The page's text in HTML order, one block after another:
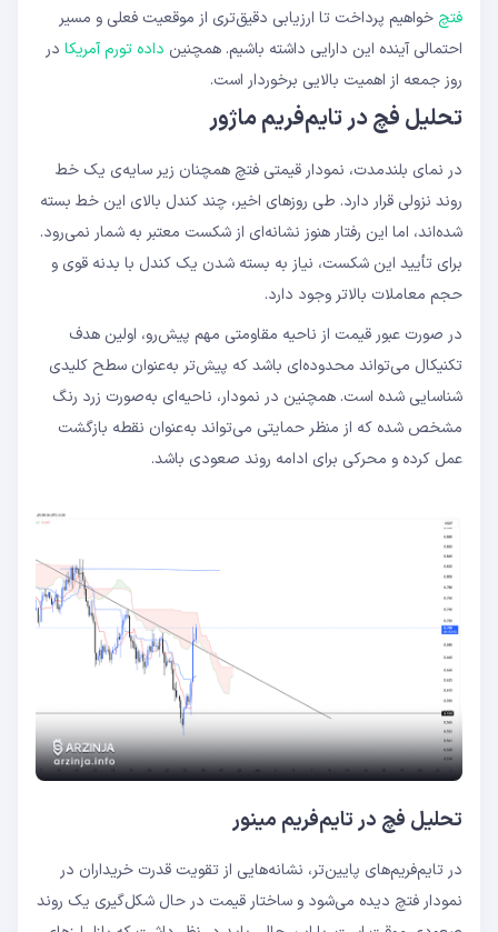
فتچ خواهیم پرداخت تا ارزیابی دقیق‌تری از موقعیت فعلی و مسیر
احتمالی آینده این دارایی داشته باشیم. همچنین داده تورم آمریکا در
روز جمعه از اهمیت بالایی برخوردار است.
تحلیل فچ در تایم‌فریم ماژور
در نمای بلندمدت، نمودار قیمتی فتچ همچنان زیر سایه‌ی یک خط
روند نزولی قرار دارد. طی روزهای اخیر، چند کندل بالای این خط بسته
شده‌اند، اما این رفتار هنوز نشانه‌ای از شکست معتبر به شمار نمی‌رود.
برای تأیید این شکست، نیاز به بسته شدن یک کندل با بدنه قوی و
حجم معاملات بالاتر وجود دارد.
در صورت عبور قیمت از ناحیه مقاومتی مهم پیش‌رو، اولین هدف
تکنیکال می‌تواند محدوده‌ای باشد که پیش‌تر به‌عنوان سطح کلیدی
شناسایی شده است. همچنین در نمودار، ناحیه‌ای به‌صورت زرد رنگ
مشخص شده که از منظر حمایتی می‌تواند به‌عنوان نقطه بازگشت
عمل کرده و محرکی برای ادامه روند صعودی باشد.
تحلیل فچ در تایم‌فریم مینور
در تایم‌فریم‌های پایین‌تر، نشانه‌هایی از تقویت قدرت خریداران در
نمودار فتچ دیده می‌شود و ساختار قیمت در حال شکل‌گیری یک روند